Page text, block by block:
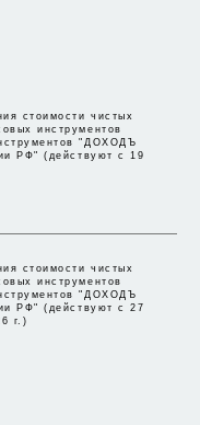
стоимости чистых
инструментов
"ДОХОДЪ
РФ" (действуют с 19
стоимости чистых
инструментов
"ДОХОДЪ
РФ" (действуют с 27
г.)